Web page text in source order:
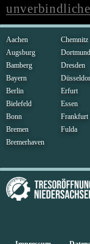
Aachen
Augsburg
Bamberg
Bayern
Berlin
Bielefeld
Bonn
Bremen
Bremerhaven
Chemnitz
Dortmund
Dresden
Erfurt
Essen
Frankfurt
Fulda